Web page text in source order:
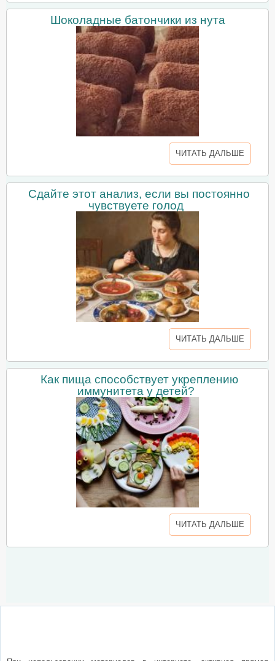
Шоколадные батончики из нута
ЧИТАТЬ ДАЛЬШЕ
Сдайте этот анализ, если вы постоянно
чувствуете голод
ЧИТАТЬ ДАЛЬШЕ
Как пища способствует укреплению
иммунитета у детей?
ЧИТАТЬ ДАЛЬШЕ